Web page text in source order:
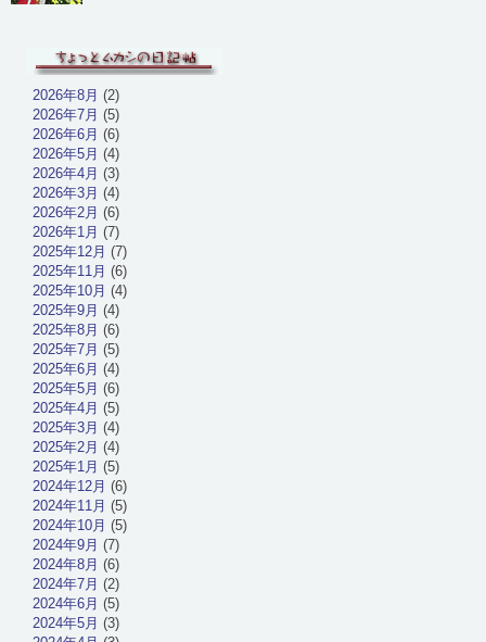
2026年8月 (2)
2026年7月 (5)
2026年6月 (6)
2026年5月 (4)
2026年4月 (3)
2026年3月 (4)
2026年2月 (6)
2026年1月 (7)
2025年12月 (7)
2025年11月 (6)
2025年10月 (4)
2025年9月 (4)
2025年8月 (6)
2025年7月 (5)
2025年6月 (4)
2025年5月 (6)
2025年4月 (5)
2025年3月 (4)
2025年2月 (4)
2025年1月 (5)
2024年12月 (6)
2024年11月 (5)
2024年10月 (5)
2024年9月 (7)
2024年8月 (6)
2024年7月 (2)
2024年6月 (5)
2024年5月 (3)